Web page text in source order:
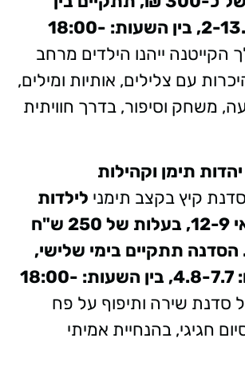
התאריכים: 2-13.8, בין השעות: 18:00-
הקייטנה ייהנו הילדים מרחב
עם צלילים, אותיות ומילים,
משחק וסיפור, בדרך חוויתית
תימן וקהילות
קיץ בקצב תימני לילדות
ולילדים בגילאי 12-9, בעלות של 250 ש"ח
הסדנה תתקיים בימי שלישי,
בין התאריכים: 4.8-7.7, בין השעות: 18:00-
סדנת שירה ותיפוף על פח
חגיגי, בהנחיית אמיתי